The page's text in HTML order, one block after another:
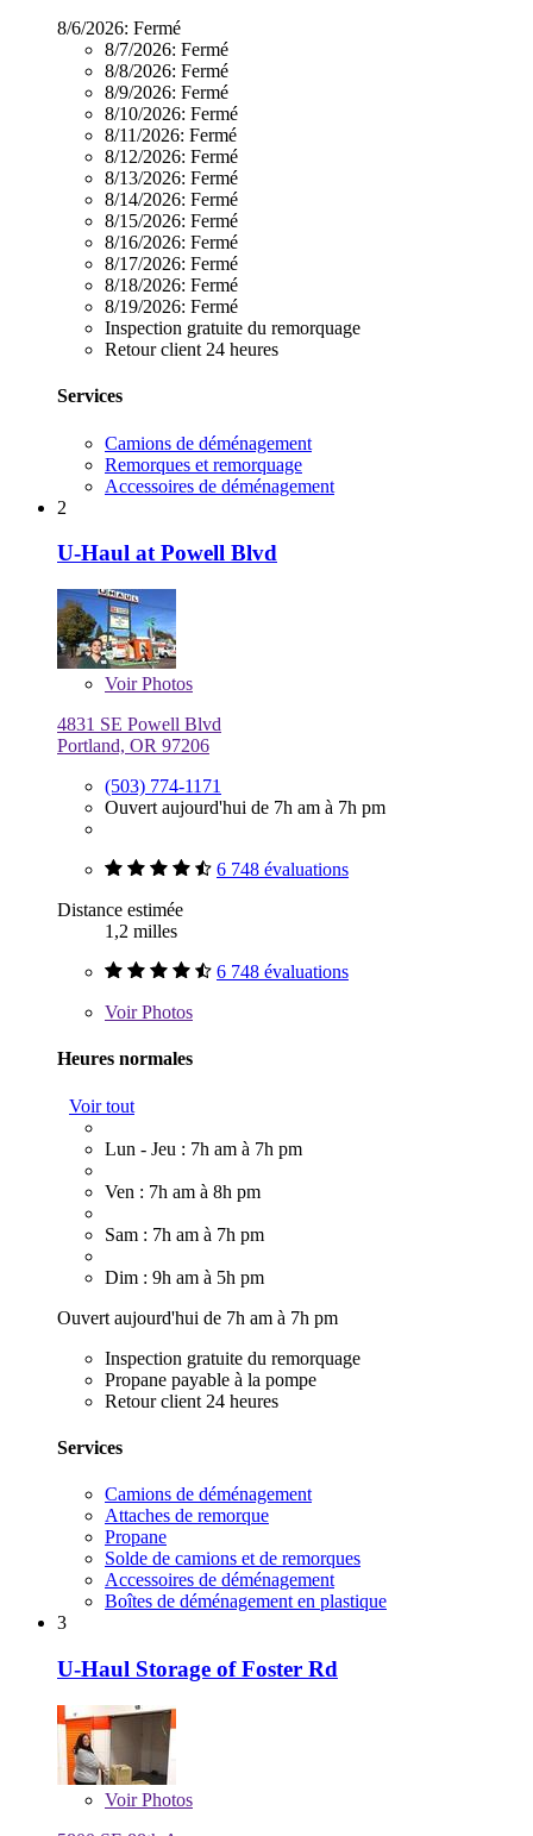
8/6/2026: Fermé
8/7/2026: Fermé
8/8/2026: Fermé
8/9/2026: Fermé
8/10/2026: Fermé
8/11/2026: Fermé
8/12/2026: Fermé
8/13/2026: Fermé
8/14/2026: Fermé
8/15/2026: Fermé
8/16/2026: Fermé
8/17/2026: Fermé
8/18/2026: Fermé
8/19/2026: Fermé
Inspection gratuite du remorquage
Retour client 24 heures
Services
Camions de déménagement
Remorques et remorquage
Accessoires de déménagement
2
U-Haul at Powell Blvd
VoirPhotos
4831 SE Powell Blvd
Portland, OR 97206
(503) 774-1171
Ouvert aujourd'hui de 7h am à 7h pm
6 748 évaluations
Distance estimée
1,2 milles
6 748 évaluations
VoirPhotos
Heures normales
Voir tout
Lun - Jeu : 7h am à 7h pm
Ven : 7h am à 8h pm
Sam : 7h am à 7h pm
Dim : 9h am à 5h pm
Ouvert aujourd'hui de 7h am à 7h pm
Inspection gratuite du remorquage
Propane payable à la pompe
Retour client 24 heures
Services
Camions de déménagement
Attaches de remorque
Propane
Solde de camions et de remorques
Accessoires de déménagement
Boîtes de déménagement en plastique
3
U-Haul Storage of Foster Rd
VoirPhotos